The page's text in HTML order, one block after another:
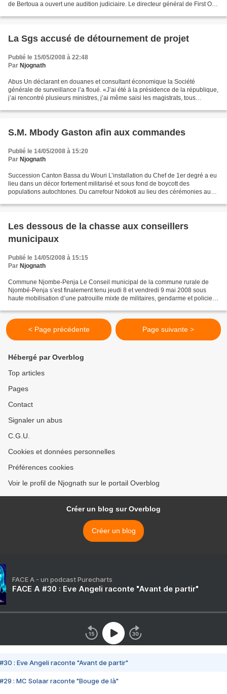
de Bertoua a ouvert une audition judiciaire. Le directeur général de First Oil
La Sgs accusé de détournement de projet
Publié le 15/05/2008 à 22:48
Par Njognath
Abus Un déclarant en douanes et consultant économique la Société
générale de surveillance l’a floué. «J’ai été à la présidence de la république,
j’ai rencontré plusieurs ministres, j’ai même saisi les magistrats, tous
S.M. Mbody Gaston afin aux commandes
Publié le 14/05/2008 à 15:20
Par Njognath
Succession Canton Bassa du Wouri L’installation du Chef de 1er degré a eu
lieu dans un décor fortement militarisé et sous fond de boycott des
populations autochtones. Du carrefour Ndokoti au lieu des cérémonies au
Les dessous de la chasse aux conseillers
municipaux
Publié le 14/05/2008 à 15:15
Par Njognath
Commune Njombe-Penja Le Conseil municipal de la commune rurale de
Njombé-Penja s’est finalement tenu jeudi 8 et vendredi 9 mai 2008 sous
haute mobilisation d’une patrouille mixte de militaires, gendarme et policiers.
< Page précédente Page suivante >
Hébergé par Overblog
Top articles
Pages
Contact
Signaler un abus
C.G.U.
Cookies et données personnelles
Préférences cookies
Voir le profil de Njognath sur le portail Overblog
Créer un blog sur Overblog
Créer un blog
FACE A - un podcast Purecharts
FACE A #30 : Eve Angeli raconte "Avant de partir"
#30 : Eve Angeli raconte "Avant de partir"
#29 : MC Solaar raconte "Bouge de là"